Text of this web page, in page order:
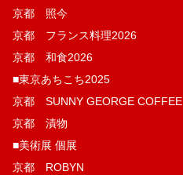
京都 照今
京都 フランス料理2026
京都 和食2026
■東京あちこち2025
京都 SUNNY GEORGE COFFEE
京都 漬物
■美術展 個展
京都 ROBYN